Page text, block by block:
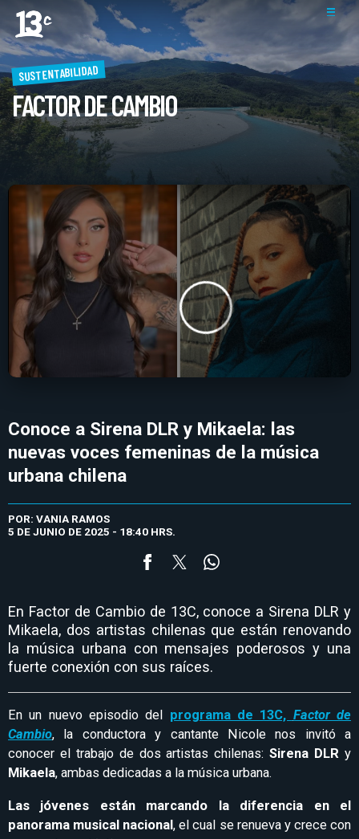
SUSTENTABILIDAD
FACTOR DE CAMBIO
Conoce a Sirena DLR y Mikaela: las
nuevas voces femeninas de la música
urbana chilena
POR: VANIA RAMOS
5 DE JUNIO DE 2025 - 18:40 HRS.
En Factor de Cambio de 13C, conoce a Sirena DLR y
Mikaela, dos artistas chilenas que están renovando
la música urbana con mensajes poderosos y una
fuerte conexión con sus raíces.
En un nuevo episodio del programa de 13C, Factor de
Cambio, la conductora y cantante Nicole nos invitó a
conocer el trabajo de dos artistas chilenas:Sirena DLR y
Mikaela, ambas dedicadas a la música urbana.
Las jóvenes están marcando la diferencia en el
panorama musical nacional, el cual se renueva y crece con